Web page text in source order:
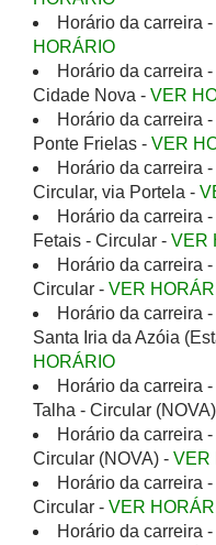
Horário da carreira
HORÁRIO
Horário da carreira
Cidade Nova - VER
Horário da carreira
Ponte Frielas - VER
Horário da carreira
Circular, via Portela -
Horário da carreira
Fetais - Circular - VER
Horário da carreira
Circular - VER
Horário da carreira
Santa Iria da Azóia
HORÁRIO
Horário da carreira
Talha - Circular
Horário da carreira
Circular (NOVA) - VER
Horário da carreira
Circular - VER
Horário da carreira